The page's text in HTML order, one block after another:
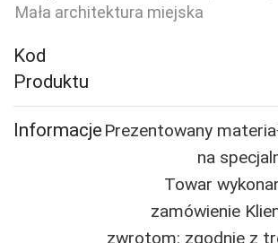
Mała architektura miejska
Kod
Produktu
Informacje Prezentowany
na
Towar
zamówienie
zwrotom: zgodnie z